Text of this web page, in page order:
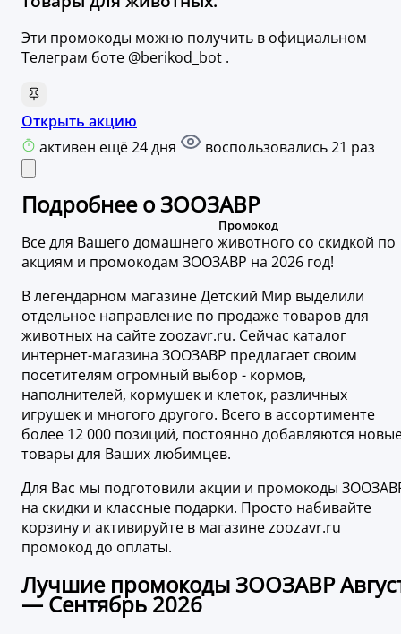
Эти промокоды можно получить в официальном
Телеграм боте @berikod_bot .
Открыть акцию
активен ещё 24 дня
воспользовались 21 раз
Подробнее о ЗООЗАВР
Все для Вашего домашнего животного со скидкой по
акциям и промокодам ЗООЗАВР на 2026 год!
В легендарном магазине Детский Мир выделили
отдельное направление по продаже товаров для
животных на сайте zoozavr.ru. Сейчас каталог
интернет-магазина ЗООЗАВР предлагает своим
посетителям огромный выбор - кормов,
наполнителей, кормушек и клеток, различных
игрушек и многого другого. Всего в ассортименте
более 12 000 позиций, постоянно добавляются
товары для Ваших любимцев.
Для Вас мы подготовили акции и промокоды
на скидки и классные подарки. Просто набивайте
корзину и активируйте в магазине zoozavr.ru
промокод до оплаты.
Лучшие промокоды ЗООЗАВР
— Сентябрь 2026